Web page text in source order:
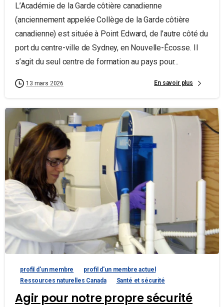
L’Académie de la Garde côtière canadienne
(anciennement appelée Collège de la Garde côtière
canadienne) est située à Point Edward, de l’autre côté du
port du centre-ville de Sydney, en Nouvelle-Écosse. Il
s’agit du seul centre de formation au pays pour...
13 mars 2026 En savoir plus
profil d'un membre
profil d'un membre actuel
Ressources naturelles Canada
Santé et sécurité
Agir pour notre propre sécurité